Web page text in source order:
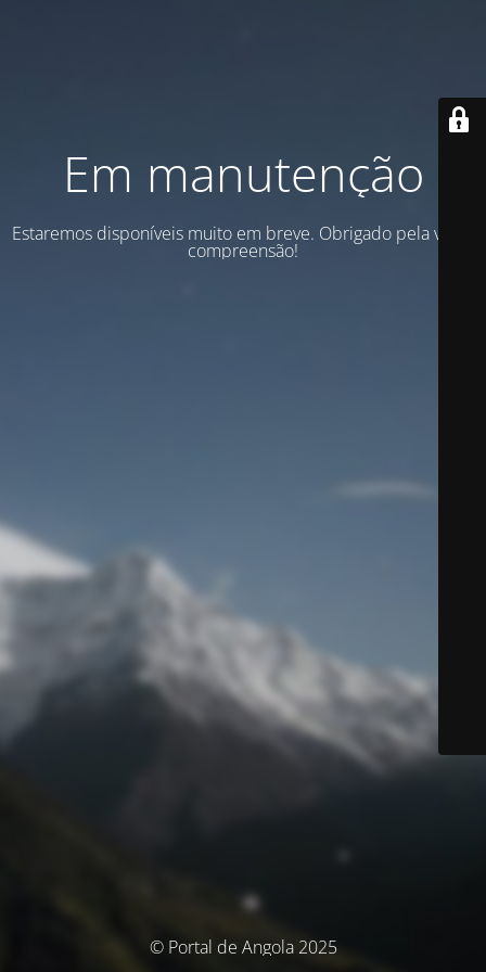
Em manutenção
Estaremos disponíveis muito em breve. Obrigado pela vossa
compreensão!
© Portal de Angola 2025